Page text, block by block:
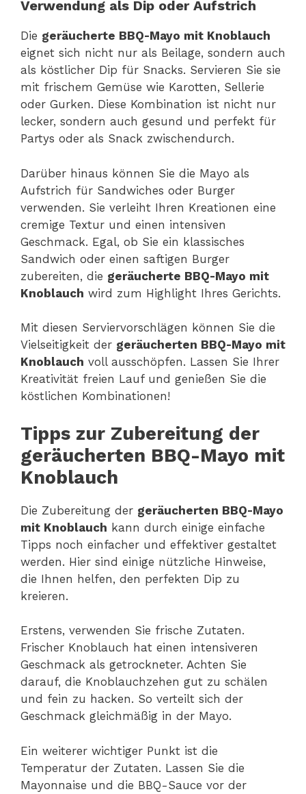
Verwendung als Dip oder Aufstrich
Die geräucherte BBQ-Mayo mit Knoblauch
eignet sich nicht nur als Beilage, sondern auch
als köstlicher Dip für Snacks. Servieren Sie sie
mit frischem Gemüse wie Karotten, Sellerie
oder Gurken. Diese Kombination ist nicht nur
lecker, sondern auch gesund und perfekt für
Partys oder als Snack zwischendurch.
Darüber hinaus können Sie die Mayo als
Aufstrich für Sandwiches oder Burger
verwenden. Sie verleiht Ihren Kreationen eine
cremige Textur und einen intensiven
Geschmack. Egal, ob Sie ein klassisches
Sandwich oder einen saftigen Burger
zubereiten, die geräucherte BBQ-Mayo mit
Knoblauch wird zum Highlight Ihres Gerichts.
Mit diesen Serviervorschlägen können Sie die
Vielseitigkeit der geräucherten BBQ-Mayo mit
Knoblauch voll ausschöpfen. Lassen Sie Ihrer
Kreativität freien Lauf und genießen Sie die
köstlichen Kombinationen!
Tipps zur Zubereitung der
geräucherten BBQ-Mayo mit
Knoblauch
Die Zubereitung der geräucherten BBQ-Mayo
mit Knoblauch kann durch einige einfache
Tipps noch einfacher und effektiver gestaltet
werden. Hier sind einige nützliche Hinweise,
die Ihnen helfen, den perfekten Dip zu
kreieren.
Erstens, verwenden Sie frische Zutaten.
Frischer Knoblauch hat einen intensiveren
Geschmack als getrockneter. Achten Sie
darauf, die Knoblauchzehen gut zu schälen
und fein zu hacken. So verteilt sich der
Geschmack gleichmäßig in der Mayo.
Ein weiterer wichtiger Punkt ist die
Temperatur der Zutaten. Lassen Sie die
Mayonnaise und die BBQ-Sauce vor der